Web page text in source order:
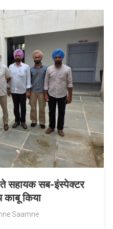
सहायक सब-इंस्पेक्टर
काबू किया
Saamne